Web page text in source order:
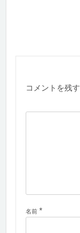
コメントを残す
名前 *